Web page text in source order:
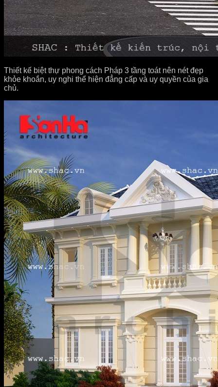
Thiết kế biệt thự phong cách Pháp 3 tầng toát nên nét đẹp
khỏe khoắn, uy nghi thể hiện đẳng cấp và uy quyền của gia
chủ.